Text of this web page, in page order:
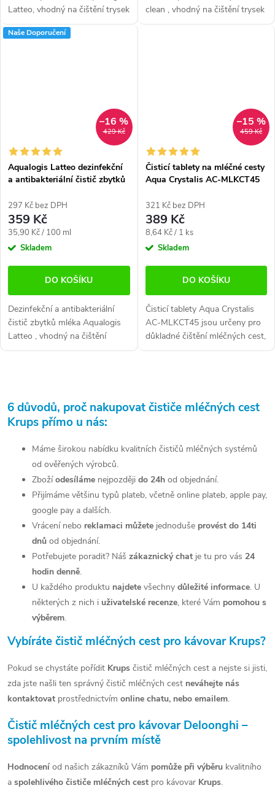
Latteo, vhodný na čištění trysek
a karafy na mléko u
plnoautomatických kávovarů.
clean , vhodný na čištění trysek
a karafy na mléko u
Naše Doporučení
429 Kč
–16 %
Aqualogis Latteo dezinfekční
a antibakteriální čistič zbytků
297 Kč bez DPH
359 Kč
Měrná
cena:
35,90 Kč / 100 ml
Skladem
DO KOŠÍKU
Dezinfekční a antibakteriální
čistič zbytků mléka Aqualogis
Latteo , vhodný na čištění
trysek a karafy na mléko u
459 Kč
–15 %
Čisticí tablety na mléčné cesty
Aqua Crystalis AC-MLKCT45
321 Kč bez DPH
389 Kč
Měrná
cena:
8,64 Kč / 1 ks
Skladem
DO KOŠÍKU
Čisticí tablety Aqua Crystalis
AC-MLKCT45 jsou určeny pro
důkladné čištění mléčných cest,
hadiček a dalších částí
v
l
y
v
ý
p
i
s
u
6 důvodů, proč nakupovat čističe mléčných cest
Krups přímo u nás:
Máme širokou nabídku kvalitních čističů mléčných systémů
od ověřených výrobců.
Zbožíodesíláme nejpozději do 24h od objednání.
Přijímáme většinu typů plateb, včetně online plateb, apple pay,
google pay a dalších.
Vrácení nebo reklamaci můžete jednoduše provést do 14ti
dnů od objednání.
Potřebujete poradit? Náš zákaznický chat je tu pro vás 24
hodin denně.
U každého produktu najdete všechny důležité informace. U
některých z nich i uživatelské recenze, které Vám pomohou s
výběrem.
Vybíráte čistič mléčných cest pro kávovar Krups?
Pokud se chystáte pořídit Krups čistič mléčných cest a nejste si jisti,
zda jste našli ten správný čistič mléčných cest neváhejte nás
kontaktovat prostřednictvím online chatu, nebo emailem.
Čistič mléčných cest pro kávovar Deloonghi –
spolehlivost na prvním místě
Hodnocení od našich zákazníků Vám pomůže při výběru kvalitního
a spolehlivého čističe mléčných cest pro kávovar Krups.